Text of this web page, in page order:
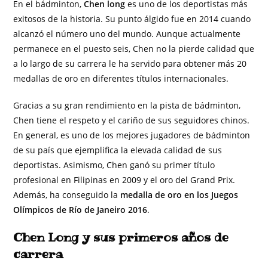
En el bádminton,Chen longes uno de los deportistas más
exitosos de la historia. Su punto álgido fue en 2014 cuando
alcanzó el número uno del mundo. Aunque actualmente
permanece en el puesto seis, Chen no la pierde calidad que
a lo largo de su carrera le ha servido para obtener más 20
medallas de oro en diferentes títulos internacionales.
Gracias a su gran rendimiento en la pista de bádminton,
Chen tiene el respeto y el cariño de sus seguidores chinos.
En general, es uno de los mejores jugadores de bádminton
de su país que ejemplifica la elevada calidad de sus
deportistas. Asimismo, Chen ganó su primer título
profesional en Filipinas en 2009 y el oro del Grand Prix.
Además, ha conseguido la medalla de oro en los Juegos
Olímpicos de Río de Janeiro 2016.
Chen Long y sus primeros años de
carrera